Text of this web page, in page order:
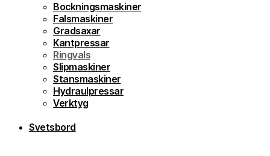
Bockningsmaskiner
Falsmaskiner
Gradsaxar
Kantpressar
Ringvals
Slipmaskiner
Stansmaskiner
Hydraulpressar
Verktyg
Svetsbord